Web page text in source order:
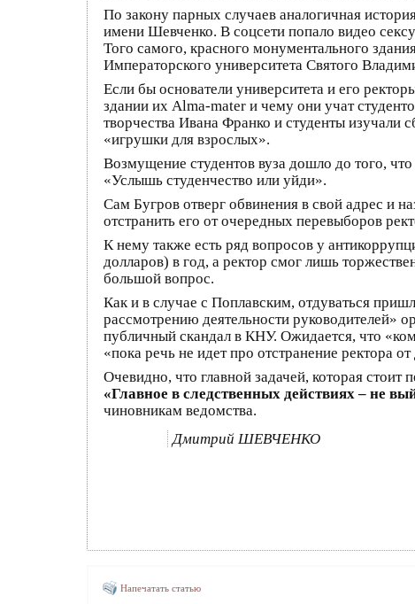
По закону парных случаев аналогичная
имени Шевченко. В соцсети попало видео
Того самого, красного монументального
Императорского университета Святого
Если бы основатели университета и его
здании их Alma-mater и чему они учат
творчества Ивана Франко и студенты изучали
«игрушки для взрослых».
Возмущение студентов вуза дошло до того,
«Услышь студенчество или уйди».
Сам Бугров отверг обвинения в свой адрес и
отстранить его от очередных перевыборов
К нему также есть ряд вопросов у
долларов) в год, а ректор смог лишь
большой вопрос.
Как и в случае с Поплавским, отдуваться
рассмотрению деятельности руководителей»
публичный скандал в КНУ. Ожидается, что
«пока речь не идет про отстранение ректора
Очевидно, что главной задачей, которая
«Главное в следственных действиях – не
чиновникам ведомства.
Дмитрий ШЕВЧЕНКО
Напечатать статью